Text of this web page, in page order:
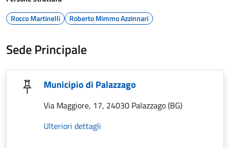
Rocco Martinelli
Roberto Mimmo Azzinnari
Sede Principale
Municipio di Palazzago
Via Maggiore, 17, 24030 Palazzago (BG)
Ulteriori dettagli